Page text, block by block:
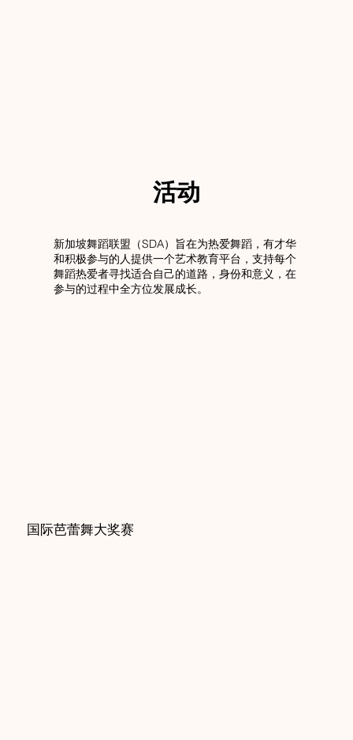
活动
新加坡舞蹈联盟（SDA）旨在为热爱舞蹈，有才华
和积极参与的人提供一个艺术教育平台，支持每个
舞蹈热爱者寻找适合自己的道路，身份和意义，在
参与的过程中全方位发展成长。
国际芭蕾舞大奖赛